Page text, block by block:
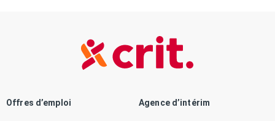
Offres d’emploi Agence d’intérim